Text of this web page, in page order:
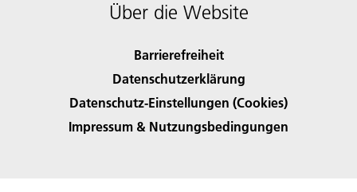
Über die Website
Barrierefreiheit
Datenschutzerklärung
Datenschutz-Einstellungen (Cookies)
Impressum & Nutzungsbedingungen